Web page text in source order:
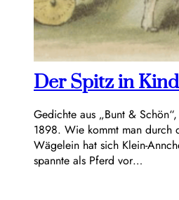
Der Spitz in
Gedichte aus „Bunt &
1898. Wie kommt man durch
Wägelein hat sich Klein-
spannte als Pferd vor…